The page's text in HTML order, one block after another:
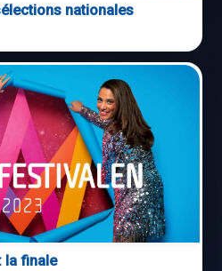
nationales
la finale